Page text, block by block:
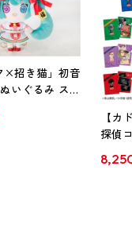
×招き猫」初音
いぐるみ スタ
【カ
探偵
クリ